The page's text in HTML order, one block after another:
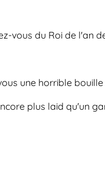
vous du Roi de l'an
une horrible bouille
plus laid qu'un